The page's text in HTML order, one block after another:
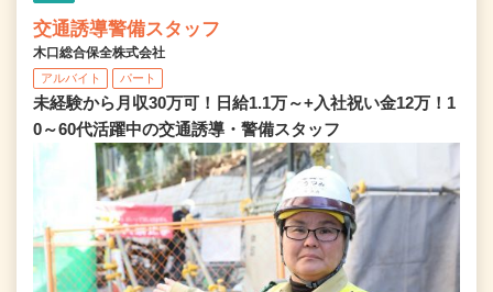
交通誘導警備スタッフ
木口総合保全株式会社
アルバイト パート
未経験から月収30万可！日給1.1万～+入社祝い金12万！1
0～60代活躍中の交通誘導・警備スタッフ